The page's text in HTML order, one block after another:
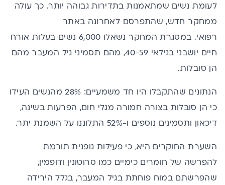
לעומת נשים שמתאמנות בתדירות גבוהה יותר. כך עולה
ממחקר חדש, שהתפרסם לאחרונה באתר
רפואי.
במסגרת המחקר נשאלו 6,000 נשים בעלות אורח
חיים יושבני בגילאי 40-59, מהם תסמיני גיל המעבר מהם
הן סובלות.
הנתונים שהתקבלו היו חד משמעיים: 28% מהנשים העידו
כי הן סובלות בצורה חמורה מגלי חום, הפרעות בשינה,
דיכאון ותסמינים נוספים ו-52% התלוננו על השמנת יתר.
השערת החוקרים היא, כי פעילות גופנית תורמת
להפרשה של חומרים כימיים כמו סרוטונין ודופמין,
שהפרשתם במוח פוחתת בגיל המעבר, בגלל הירידה